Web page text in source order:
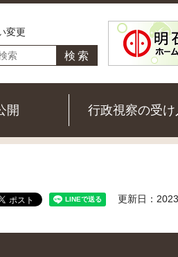
変更
開 行政視察の受け
更新日：